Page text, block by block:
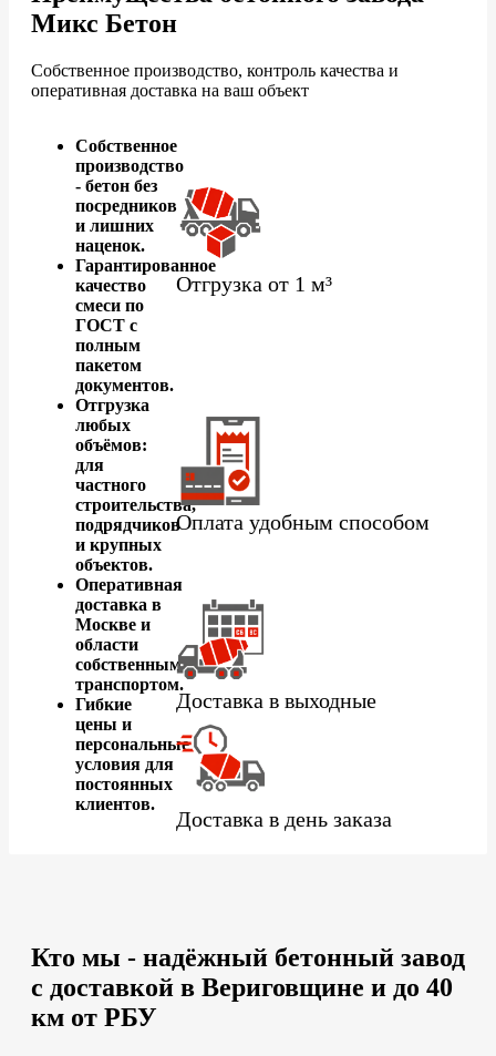
Микс Бетон
Собственное производство, контроль качества и
оперативная доставка на ваш объект
Собственное
производство
- бетон без
посредников
и лишних
наценок.
Гарантированное
качество
смеси по
ГОСТ с
полным
пакетом
документов.
Отгрузка
любых
объёмов:
для
частного
строительства,
подрядчиков
и крупных
объектов.
Оперативная
доставка в
Москве и
области
собственным
транспортом.
Гибкие
цены и
персональные
условия для
постоянных
клиентов.
Отгрузка от 1 м³
Оплата удобным способом
Доставка в выходные
Доставка в день заказа
Кто мы - надёжный бетонный завод
с доставкой в Вериговщине и до 40
км от РБУ